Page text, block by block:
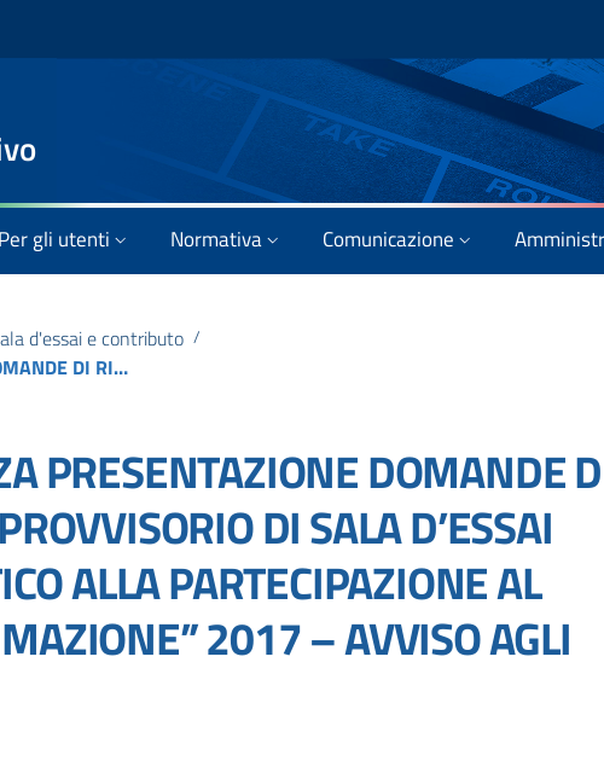
Per gli utenti Normativa Comunicazione
d'essai e contributo /
PROROGA SCADENZA PRESENTAZIONE DOMANDE DI RICONOSCIMENTO PROVVISORIO DI SALA D’ESSAI (2017) PROPEDEUTICO ALLA PARTECIPAZIONE AL “BANDO PROGRAMMAZIONE” 2017 – AVVISO AGLI UTENTI
PRESENTAZIONE DOMANDE
DI SALA D’ESSAI
ALLA PARTECIPAZIONE AL
2017 – AVVISO AGLI